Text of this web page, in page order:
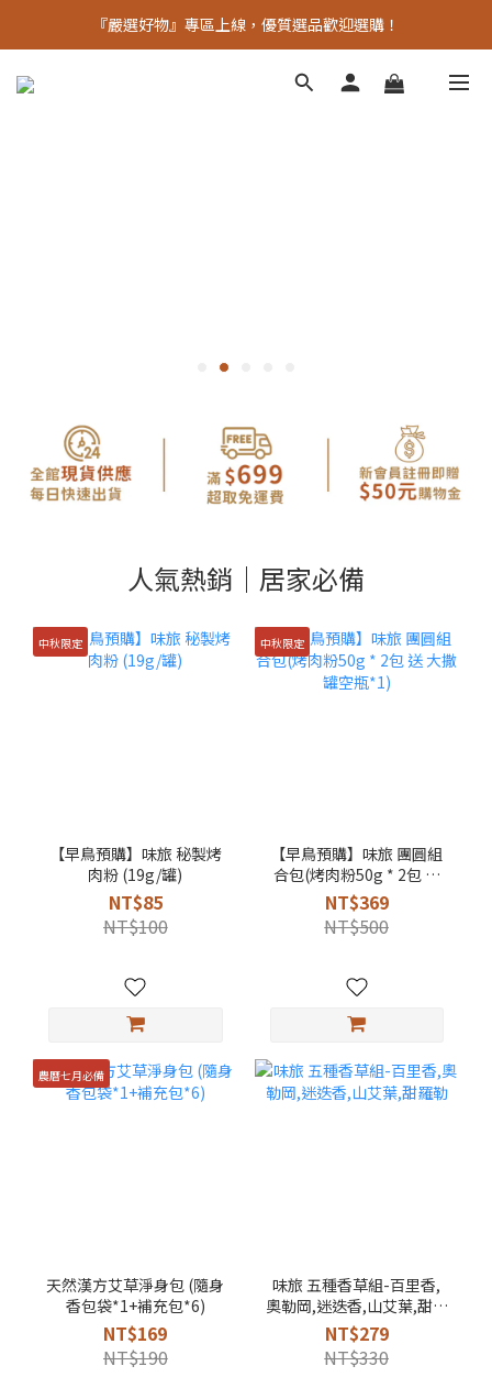
老朋友十週年優惠中  滿額贈品數量有限 馬上下單
『嚴選好物』專區上線，優質選品歡迎選購！
老朋友十週年優惠中  滿額贈品數量有限 馬上下單
人氣熱銷｜居家必備
中秋限定
【早鳥預購】味旅 秘製烤
肉粉 (19g/罐)
NT$85
NT$100
中秋限定
【早鳥預購】味旅 團圓組
合包(烤肉粉50g * 2包 送
大撒罐空瓶*1)
NT$369
NT$500
農曆七月必備
天然漢方艾草淨身包 (隨身
香包袋*1+補充包*6)
NT$169
NT$190
味旅 五種香草組-百里香,
奧勒岡,迷迭香,山艾葉,甜羅
勒
NT$279
NT$330